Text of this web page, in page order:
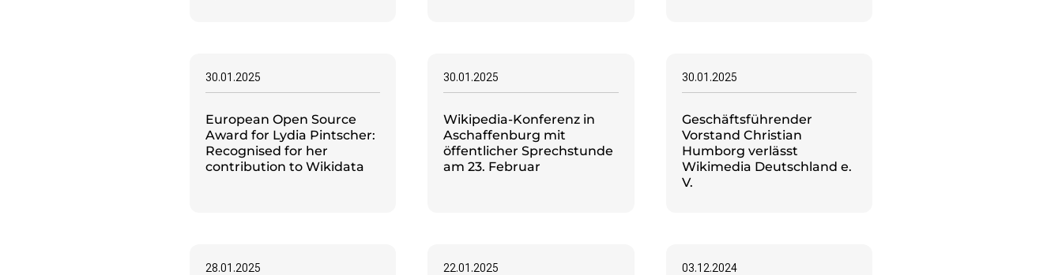
30.01.2025
European Open Source
Award for Lydia Pintscher:
Recognised for her
contribution to Wikidata
30.01.2025
Wikipedia-Konferenz in
Aschaffenburg mit
öffentlicher Sprechstunde
am 23. Februar
30.01.2025
Geschäftsführender
Vorstand Christian
Humborg verlässt
Wikimedia Deutschland e.
V.
28.01.2025 22.01.2025 03.12.2024